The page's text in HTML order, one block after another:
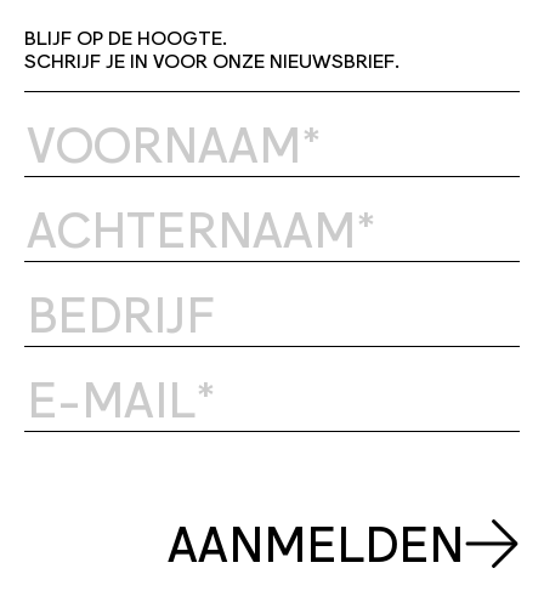
BLIJF OP DE HOOGTE.
SCHRIJF JE IN VOOR ONZE NIEUWSBRIEF.
AANMELDEN